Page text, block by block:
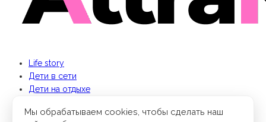
Life story
Дети в сети
Дети на отдыхе
Кино и книги
Мы обрабатываем cookies, чтобы сделать наш